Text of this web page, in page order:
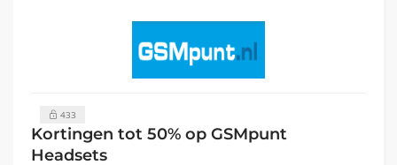
433
Kortingen tot 50% op GSMpunt
Headsets